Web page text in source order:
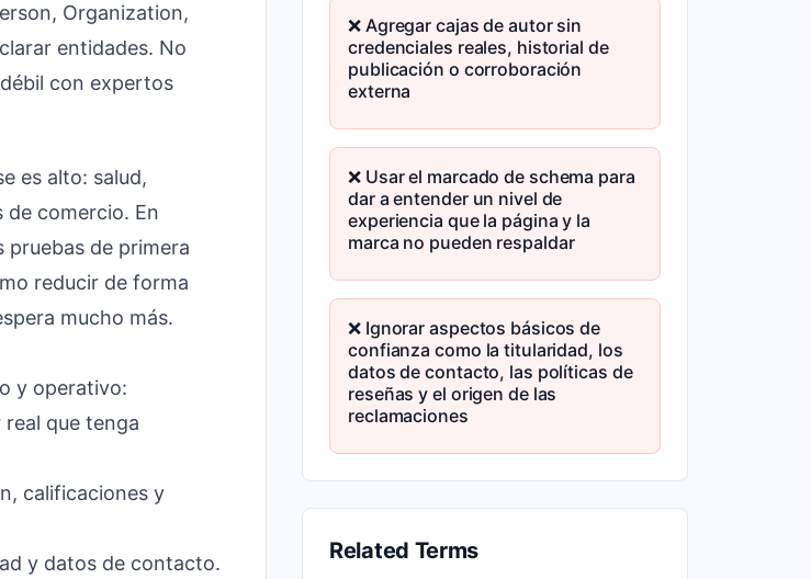
Organization,
entidades. No
con expertos
es alto: salud,
comercio. En
pruebas de primera
reducir de forma
mucho más.
y operativo:
que tenga
calificaciones y
y datos de contacto.
❌ Agregar cajas de autor sin
credenciales reales, historial de
publicación o corroboración
externa
❌ Usar el marcado de schema para
dar a entender un nivel de
experiencia que la página y la
marca no pueden respaldar
❌ Ignorar aspectos básicos de
confianza como la titularidad, los
datos de contacto, las políticas de
reseñas y el origen de las
reclamaciones
Related Terms